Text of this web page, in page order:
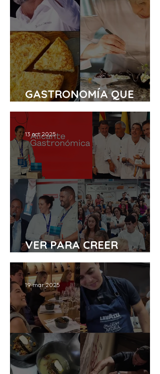
GASTRONOMÍA QUE
EMOCIONA
VER PARA CREER
BOLIVIA TOP GOURMET
13 oct 2025
19 mar 2025